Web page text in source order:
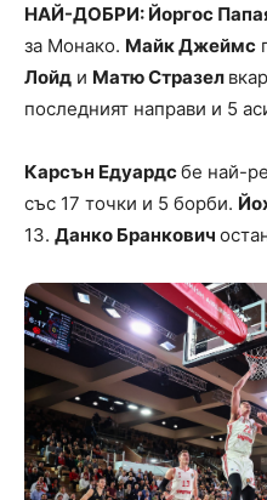
НАЙ-ДОБРИ: Йоргос
за Монако. Майк Джеймс
Лойд и Матю Стразел
последният направи и 5
Карсън Едуардсбе най-
със 17 точки и 5 борби.
13. Данко Бранкович